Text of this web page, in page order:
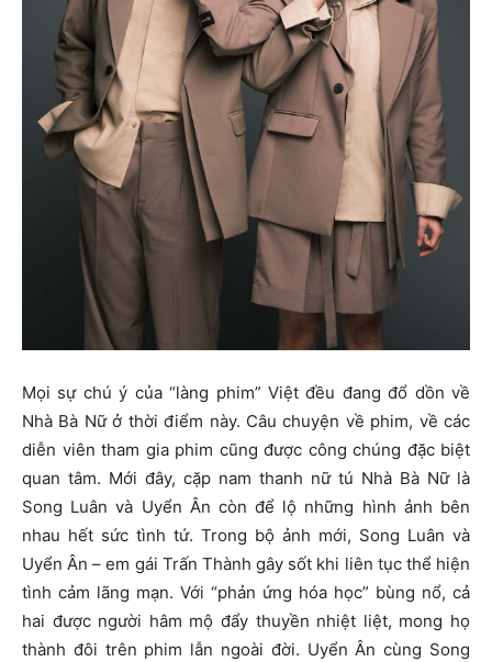
Mọi sự chú ý của “làng phim” Việt đều đang đổ dồn về
Nhà Bà Nữ ở thời điểm này. Câu chuyện về phim, về các
diễn viên tham gia phim cũng được công chúng đặc biệt
quan tâm. Mới đây, cặp nam thanh nữ tú Nhà Bà Nữ là
Song Luân và Uyển Ân còn để lộ những hình ảnh bên
nhau hết sức tình tứ. Trong bộ ảnh mới, Song Luân và
Uyển Ân – em gái Trấn Thành gây sốt khi liên tục thể hiện
tình cảm lãng mạn. Với “phản ứng hóa học” bùng nổ, cả
hai được người hâm mộ đẩy thuyền nhiệt liệt, mong họ
thành đôi trên phim lẫn ngoài đời. Uyển Ân cùng Song